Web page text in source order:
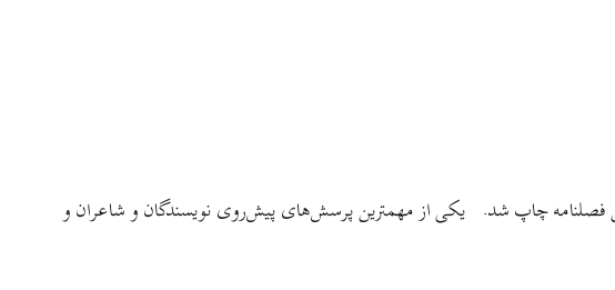
فصلنامه چاپ شد. یکی از مهمترین پرسش‌های پیش‌روی نویسندگان و شاعران و